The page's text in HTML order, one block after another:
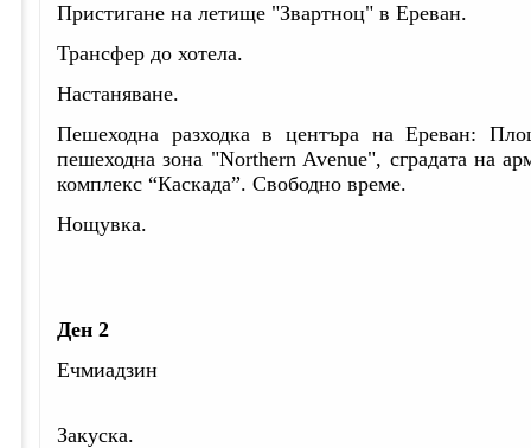
Пристигане на летище "Звартноц" в Ереван.
Трансфер до хотела.
Настаняване.
Пешеходна разходка в центъра на Ереван:
пешеходна зона "Northern Avenue", сградата на
комплекс “Каскада”. Свободно време.
Нощувка.
Ден 2
Ечмиадзин
Закуска.